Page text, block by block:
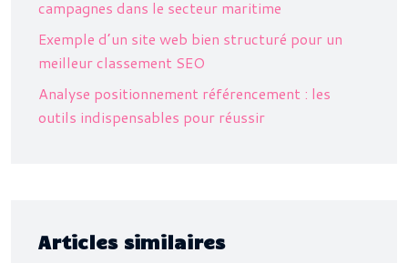
campagnes dans le secteur maritime
Exemple d’un site web bien structuré pour un
meilleur classement SEO
Analyse positionnement référencement : les
outils indispensables pour réussir
Articles similaires